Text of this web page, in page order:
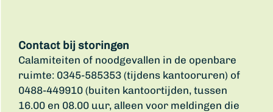
Contact bij storingen
Calamiteiten of noodgevallen in de openbare
ruimte: 0345-585353 (tijdens kantooruren) of
0488-449910 (buiten kantoortijden, tussen
16.00 en 08.00 uur, alleen voor meldingen die